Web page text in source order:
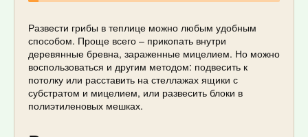
Развести грибы в теплице можно любым удобным
способом. Проще всего – прикопать внутри
деревянные бревна, зараженные мицелием. Но можно
воспользоваться и другим методом: подвесить к
потолку или расставить на стеллажах ящики с
субстратом и мицелием, или развесить блоки в
полиэтиленовых мешках.